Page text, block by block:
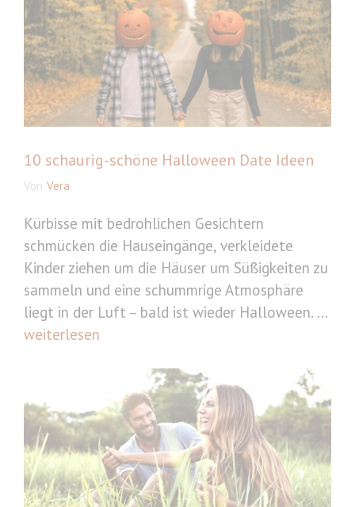
10 schaurig-schöne Halloween Date Ideen
Von Vera
Kürbisse mit bedrohlichen Gesichtern
schmücken die Hauseingänge, verkleidete
Kinder ziehen um die Häuser um Süßigkeiten zu
sammeln und eine schummrige Atmosphäre
liegt in der Luft – bald ist wieder Halloween. ...
weiterlesen